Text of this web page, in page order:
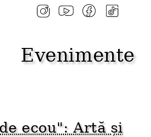
Evenimente
ecou": Artă și